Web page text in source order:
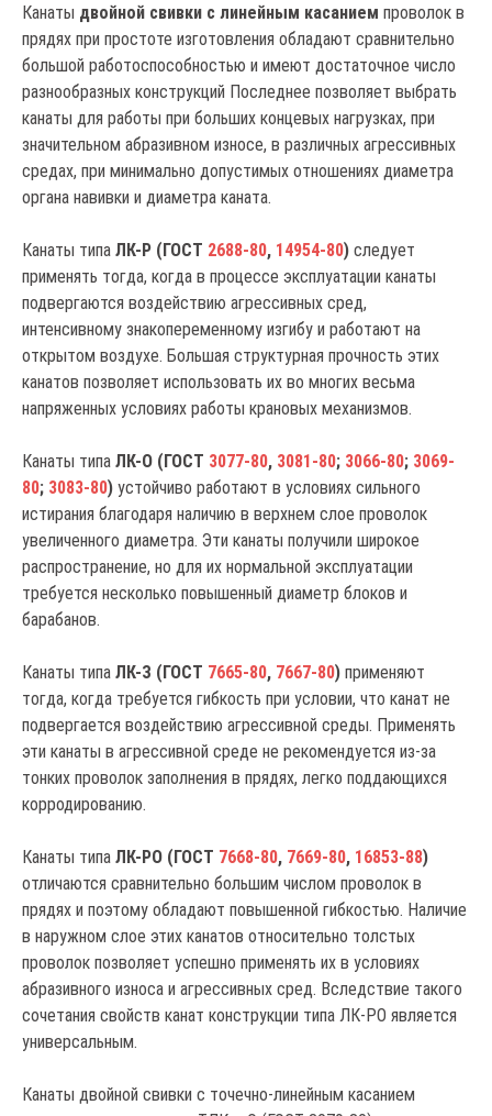
Канаты двойной свивки с линейным касанием проволок в
прядях при простоте изготовления обладают сравнительно
большой работоспособностью и имеют достаточное число
разнообразных конструкций Последнее позволяет выбрать
канаты для работы при больших концевых нагрузках, при
значительном абразивном износе, в различных агрессивных
средах, при минимально допустимых отношениях диаметра
органа навивки и диаметра каната.
Канаты типа ЛК-Р (ГОСТ 2688-80, 14954-80) следует
применять тогда, когда в процессе эксплуатации канаты
подвергаются воздействию агрессивных сред,
интенсивному знакопеременному изгибу и работают на
открытом воздухе. Большая структурная прочность этих
канатов позволяет использовать их во многих весьма
напряженных условиях работы крановых механизмов.
Канаты типа ЛК-О (ГОСТ 3077-80, 3081-80; 3066-80; 3069-
80; 3083-80) устойчиво работают в условиях сильного
истирания благодаря наличию в верхнем слое проволок
увеличенного диаметра. Эти канаты получили широкое
распространение, но для их нормальной эксплуатации
требуется несколько повышенный диаметр блоков и
барабанов.
Канаты типа ЛК-З (ГОСТ 7665-80, 7667-80) применяют
тогда, когда требуется гибкость при условии, что канат не
подвергается воздействию агрессивной среды. Применять
эти канаты в агрессивной среде не рекомендуется из-за
тонких проволок заполнения в прядях, легко поддающихся
корродированию.
Канаты типа ЛК-РО (ГОСТ 7668-80, 7669-80, 16853-88)
отличаются сравнительно большим числом проволок в
прядях и поэтому обладают повышенной гибкостью. Наличие
в наружном слое этих канатов относительно толстых
проволок позволяет успешно применять их в условиях
абразивного износа и агрессивных сред. Вследствие такого
сочетания свойств канат конструкции типа ЛК-РО является
универсальным.
Канаты двойной свивки с точечно-линейным касанием